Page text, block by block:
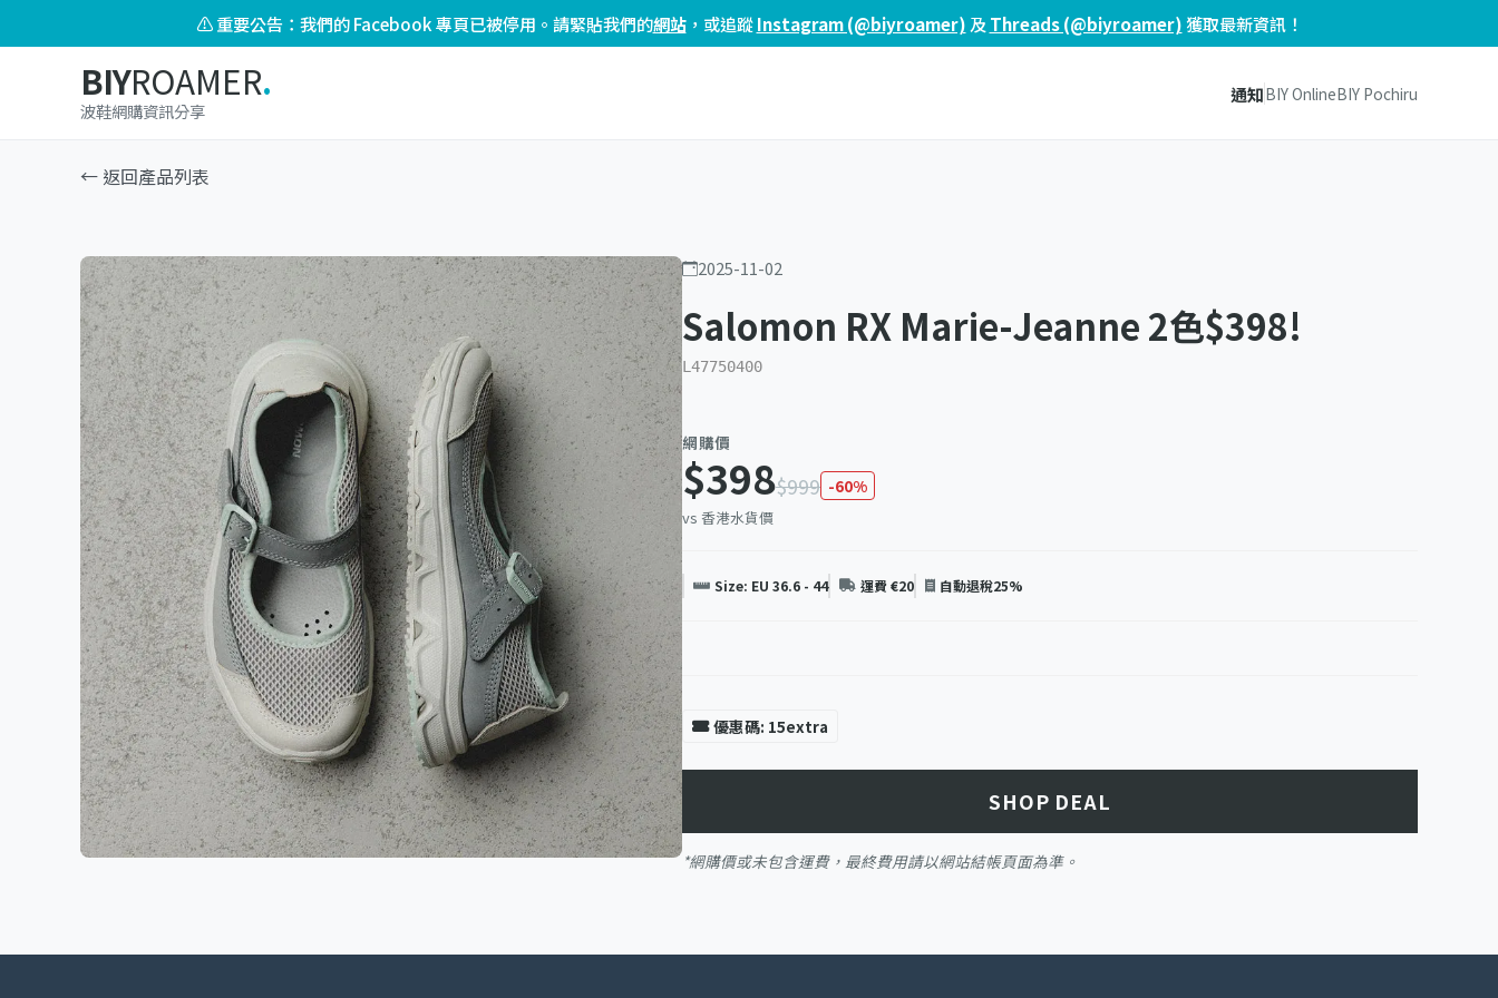
⚠️ 重要公告：我們的 Facebook 專頁已被停用。請緊貼我們的網站，或追蹤Instagram (@biyroamer) 及 Threads (@biyroamer)獲取最新資訊！
BIYROAMER.
波鞋網購資訊分享
通知BIY OnlineBIY Pochiru
← 返回產品列表
2025-11-02
Salomon RX Marie-Jeanne 2色$398!
L47750400
網購價
$398$999 -60%
vs 香港水貨價
Size: EU 36.6 - 44 運費 €20 自動退稅25%
優惠碼: 15extra
SHOP DEAL
*網購價或未包含運費，最終費用請以網站結帳頁面為準。